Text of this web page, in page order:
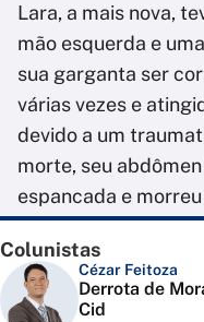
Lara, a mais nova,
mão esquerda e
sua garganta ser
várias vezes e
devido a um
morte, seu
espancada e
Colunistas
Cézar Feitoza
Derrota de
Cid